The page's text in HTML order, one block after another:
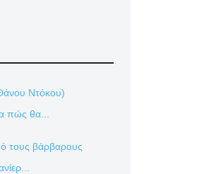
Ντόκου)
πώς θα...
τους βάρβαρους